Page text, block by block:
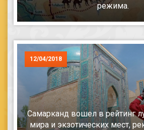
режима.
12/04/2018
Самарканд вошел в рейтинг
мира и экзотических мест,